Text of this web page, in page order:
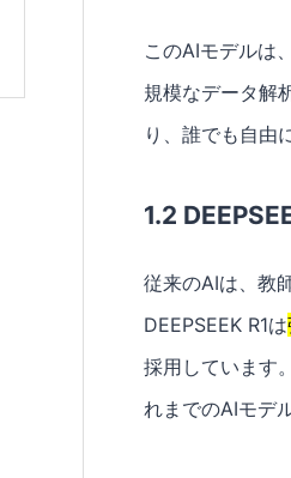
このAIモデルは
規模なデータ解
り、誰でも自由
1.2
従来のAIは、教
DEEPSEEK R1は
採用しています
れまでのAIモデ